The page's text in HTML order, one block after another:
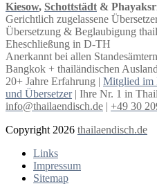
Kiesow, Schottstädt &
Gerichtlich zugelassene
Übersetzung & Beglaubigung
Eheschließung in D-TH
Anerkannt bei allen
Bangkok + thailändischen
20+ Jahre Erfahrung | Mitglied im
und Übersetzer| Ihre Nr. 1 in
info@thailaendisch.de | +49 30
Copyright 2026 thailaendisch.de
Links
Impressum
Sitemap